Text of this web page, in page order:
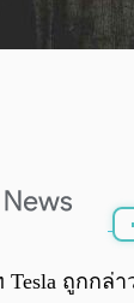
ถูกกล่